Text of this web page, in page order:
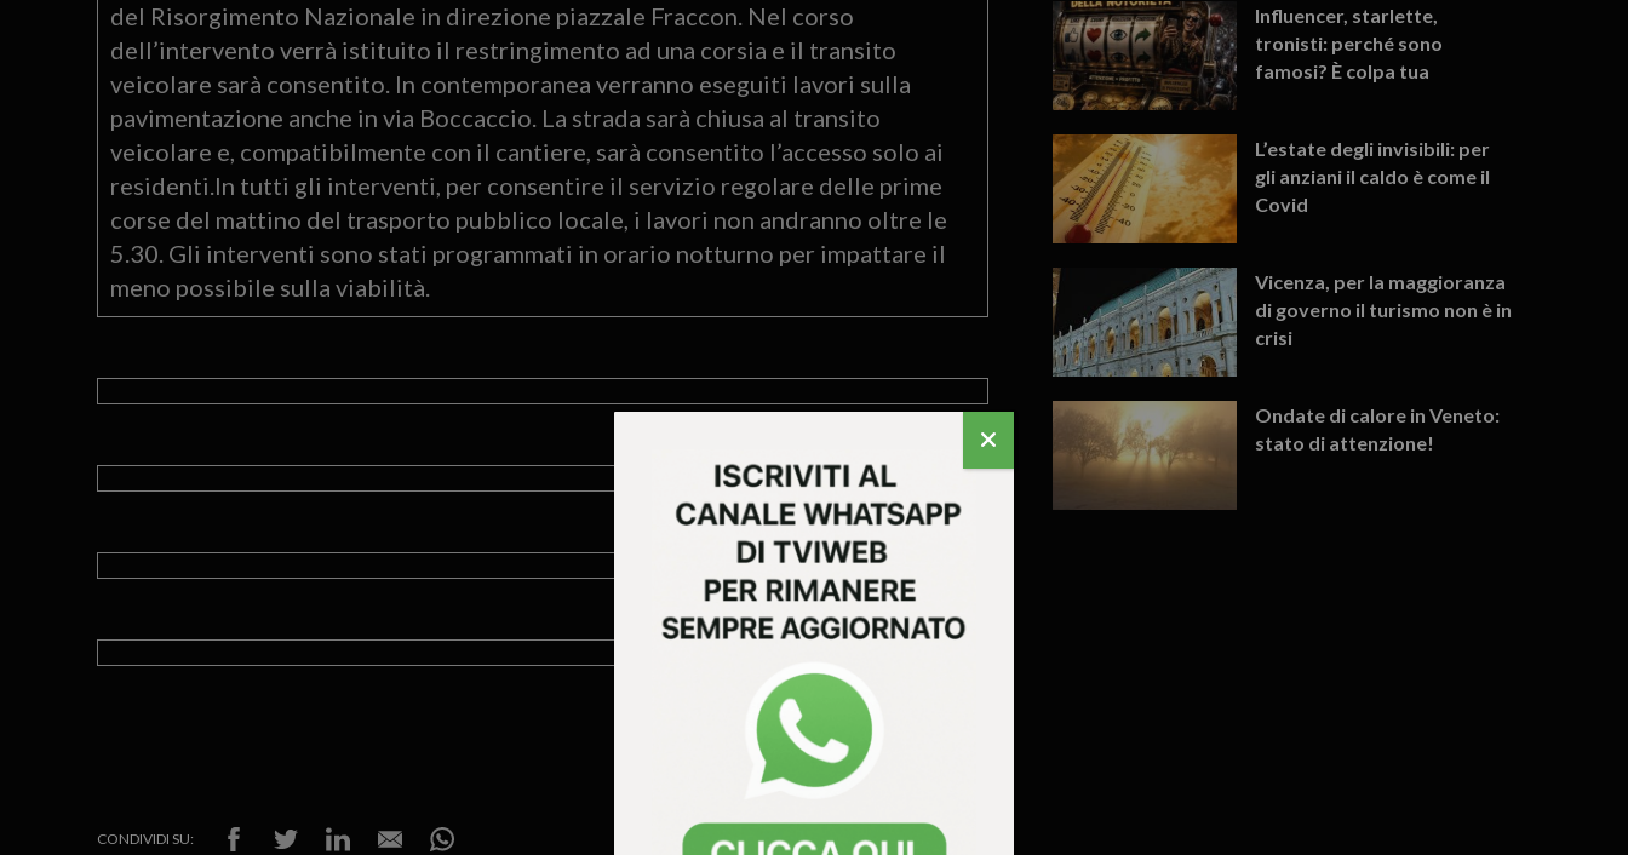
del Risorgimento Nazionale in direzione piazzale Fraccon. Nel corso
dell’intervento verrà istituito il restringimento ad una corsia e il transito
veicolare sarà consentito. In contemporanea verranno eseguiti lavori sulla
pavimentazione anche in via Boccaccio. La strada sarà chiusa al transito
veicolare e, compatibilmente con il cantiere, sarà consentito l’accesso solo ai
residenti.In tutti gli interventi, per consentire il servizio regolare delle prime
corse del mattino del trasporto pubblico locale, i lavori non andranno oltre le
5.30. Gli interventi sono stati programmati in orario notturno per impattare il
meno possibile sulla viabilità.
CONDIVIDI SU:
Influencer, starlette,
tronisti: perché sono
famosi? È colpa tua
L’estate degli invisibili: per
gli anziani il caldo è come il
Covid
Vicenza, per la maggioranza
di governo il turismo non è in
crisi
Ondate di calore in Veneto:
stato di attenzione!